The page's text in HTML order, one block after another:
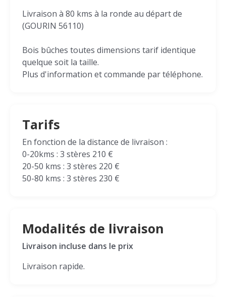
Livraison à 80 kms à la ronde au départ de
(GOURIN 56110)
Bois bûches toutes dimensions tarif identique
quelque soit la taille.
Plus d'information et commande par téléphone.
Tarifs
En fonction de la distance de livraison :
0-20kms : 3 stères 210 €
20-50 kms : 3 stères 220 €
50-80 kms : 3 stères 230 €
Modalités de livraison
Livraison incluse dans le prix
Livraison rapide.